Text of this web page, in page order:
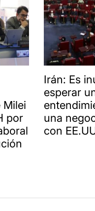
Milei
por
Irán: Es
esperar
una
con